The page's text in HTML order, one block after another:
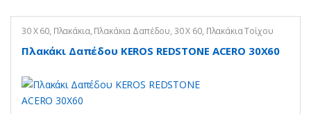
30 X 60, Πλακάκια, Πλακάκια Δαπέδου, 30 Χ 60, Πλακάκια Τοίχου
Πλακάκι Δαπέδου KEROS REDSTONE ACERO 30X60